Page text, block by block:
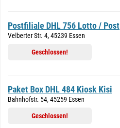
Postfiliale DHL 756 Lotto / Post
Velberter Str. 4, 45239 Essen
Geschlossen!
Paket Box DHL 484 Kiosk Kisi
Bahnhofstr. 54, 45259 Essen
Geschlossen!